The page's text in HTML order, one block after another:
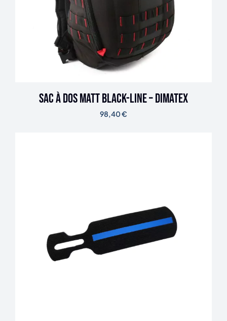
Sac à dos MATT Black-line – DIMATEX
98,40€